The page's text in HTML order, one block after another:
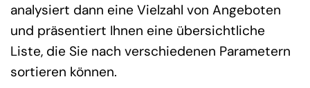
analysiert dann eine Vielzahl von Angeboten
und präsentiert Ihnen eine übersichtliche
Liste, die Sie nach verschiedenen Parametern
sortieren können.